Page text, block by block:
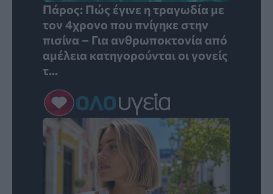
Πάρος: Πώς έγινε η τραγωδία με
τον 4χρονο που πνίγηκε στην
πισίνα – Για ανθρωποκτονία από
αμέλεια κατηγορούνται οι γονείς
τ...